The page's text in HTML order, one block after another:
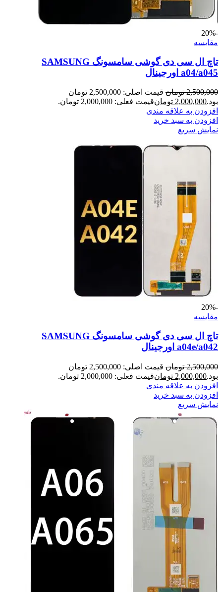
-20%
مقايسه
تاچ ال سی دی گوشی سامسونگ SAMSUNG
a04/a045 اورجینال
2,500,000 تومان
قیمت اصلی: 2,500,000 تومان
بود.2,000,000 تومانقیمت فعلی: 2,000,000 تومان.
افزودن به علاقه مندی
افزودن به سبد خرید
نمایش سریع
-20%
مقايسه
تاچ ال سی دی گوشی سامسونگ SAMSUNG
a04e/a042 اورجینال
2,500,000 تومان
قیمت اصلی: 2,500,000 تومان
بود.2,000,000 تومانقیمت فعلی: 2,000,000 تومان.
افزودن به علاقه مندی
افزودن به سبد خرید
نمایش سریع